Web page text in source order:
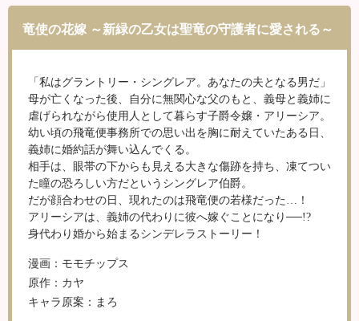
竜使の花嫁 ～新緑の乙女は聖竜の守護者に愛される～
「私はグラントリー・シングレア。あなたの夫となる男だ」
母が亡くなった後、自分に無関心な父のもと、義母と義姉に
虐げられながら使用人として暮らす子爵令嬢・アリーシア。
幼い頃の飛竜便事務所での思い出を胸に耐えていたある日、
義姉に婚約話が舞い込んでくる。
相手は、眼帯の下からも見える大きな傷跡を持ち、凍てつい
た瞳の恐ろしい方だというシングレア伯爵。
だが顔合わせの日、現れたのは飛竜便の若様だった…！
アリーシアは、義姉の代わりに彼へ嫁ぐことになり──!?
身代わり婚から始まるシンデレラストーリー！
漫画：モモチップス
原作：カヤ
キャラ原案：まろ